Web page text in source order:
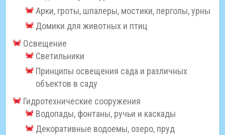
Арки, гроты, шпалеры, мостики, перголы, урны
Домики для животных и птиц
Освещение
Светильники
Принципы освещения сада и различных
объектов в саду
Гидротехнические сооружения
Водопады, фонтаны, ручьи и каскады
Декоративные водоемы, озеро, пруд